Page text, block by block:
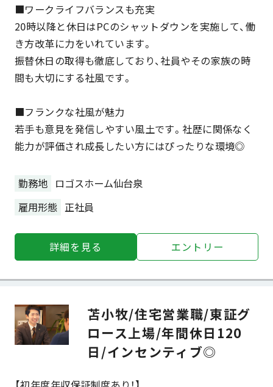
■ワークライフバランスも充実
20時以降と休日はPCのシャットダウンを実施して、働
き方改革に力をいれています。
振替休日の取得も徹底しており、社員やその家族の時
間も大切にする社風です。
■フランクな社風が魅力
若手も意見を発信しやすい風土です。社歴に関係なく
能力が評価され成長したい方にはぴったりな環境◎
勤務地 ロゴスホーム仙台泉
雇用形態 正社員
詳細を⾒る エントリー
苫小牧/住宅営業職/東証グ
ロース上場/年間休日120
日/インセンティブ◎